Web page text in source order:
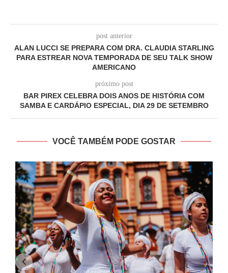
post anterior
ALAN LUCCI SE PREPARA COM DRA. CLAUDIA STARLING
PARA ESTREAR NOVA TEMPORADA DE SEU TALK SHOW
AMERICANO
próximo post
BAR PIREX CELEBRA DOIS ANOS DE HISTÓRIA COM
SAMBA E CARDÁPIO ESPECIAL, DIA 29 DE SETEMBRO
VOCÊ TAMBÉM PODE GOSTAR